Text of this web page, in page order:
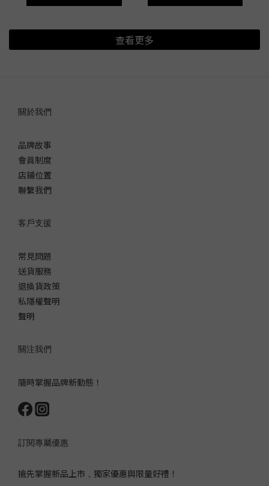
查看更多
關於我們
品牌故事
會員制度
店鋪位置
聯繫我們
客戶支援
常見問題
送貨服務
退換貨政策
私隱權聲明
聲明
關注我們
隨時掌握品牌新動態！
訂閱專屬優惠
搶先掌握新品上市﹑獨家優惠與限量好禮！